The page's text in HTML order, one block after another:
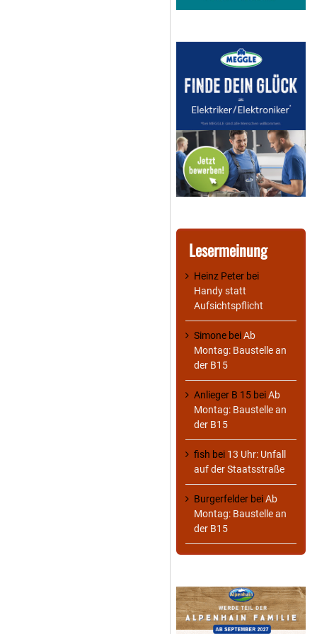
Lesermeinung
Heinz Peter bei
Handy statt
Aufsichtspflicht
Simone beiAb
Montag: Baustelle an
der B15
Anlieger B 15 beiAb
Montag: Baustelle an
der B15
fish bei 13 Uhr: Unfall
auf der Staatsstraße
Burgerfelder beiAb
Montag: Baustelle an
der B15